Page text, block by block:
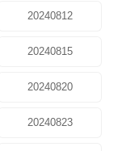
20240812
20240815
20240820
20240823